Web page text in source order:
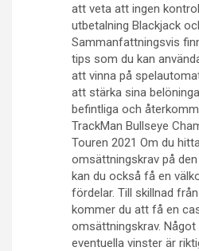
att veta att ingen
utbetalning Blackjack
Sammanfattningsvis
tips som du kan
att vinna på
att stärka sina
befintliga och
TrackMan Bullseye
Touren 2021 Om du
omsättningskrav på
kan du också få en
fördelar. Till skillnad
kommer du att få en
omsättningskrav.
eventuella vinster är